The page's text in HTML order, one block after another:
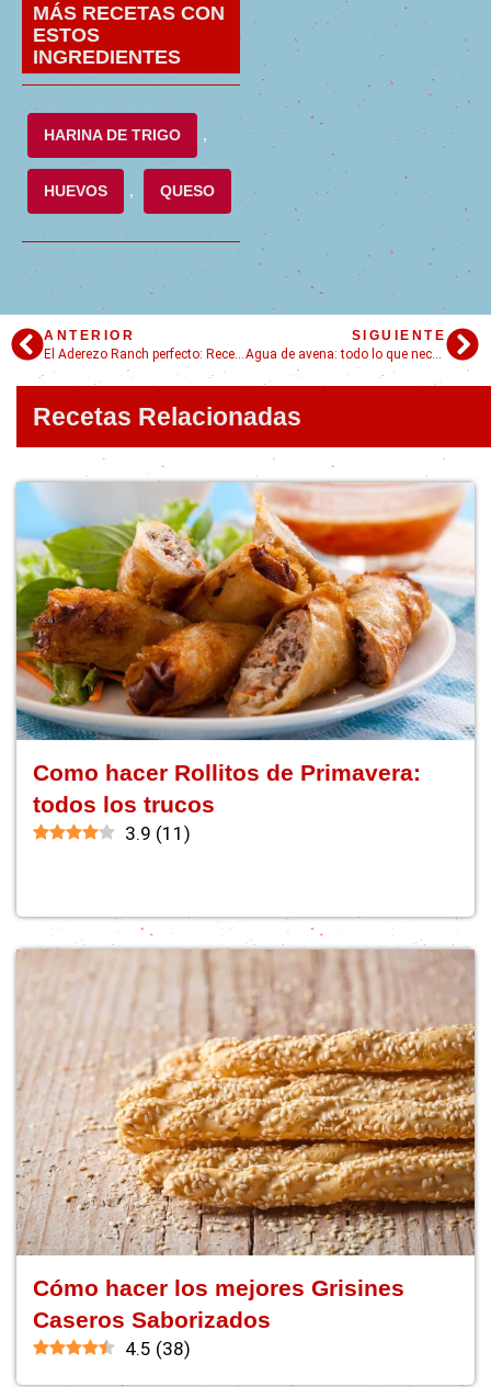
MÁS RECETAS CON
ESTOS
INGREDIENTES
HARINA DE TRIGO ,
HUEVOS , QUESO
ANTERIOR
SIGUIENTE
Agua de avena: todo lo que necesitas saber sobre esta bebida refrescante
Recetas Relacionadas
Como hacer Rollitos de Primavera:
todos los trucos
3.9 (11 )
Cómo hacer los mejores Grisines
Caseros Saborizados
4.5 (38)